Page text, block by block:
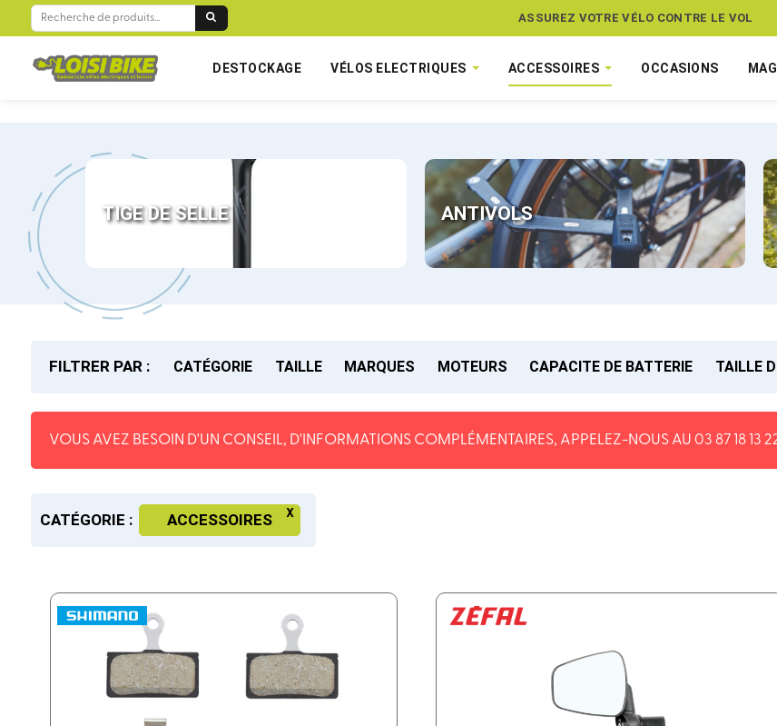
RECHERCHE
ASSUREZ VOTRE VÉLO CONTRE LE VOL
DESTOCKAGE VÉLOS ELECTRIQUES ACCESSOIRES OCCASIONS
TIGE DE SELLE ANTIVOLS
FILTRER PAR : CATÉGORIE TAILLE MARQUES MOTEURS CAPACITE DE BATTERIE TAILLE
VOUS AVEZ BESOIN D'UN CONSEIL, D'INFORMATIONS COMPLÉMENTAIRES, APPELEZ-NOUS AU 03 87 18 13
CATÉGORIE : ACCESSOIRES